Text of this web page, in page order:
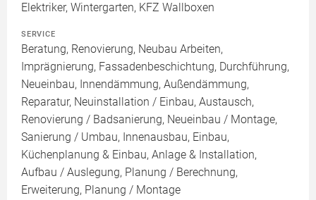
Elektriker, Wintergarten, KFZ Wallboxen
SERVICE
Beratung, Renovierung, Neubau Arbeiten,
Imprägnierung, Fassadenbeschichtung, Durchführung,
Neueinbau, Innendämmung, Außendämmung,
Reparatur, Neuinstallation / Einbau, Austausch,
Renovierung / Badsanierung, Neueinbau / Montage,
Sanierung / Umbau, Innenausbau, Einbau,
Küchenplanung & Einbau, Anlage & Installation,
Aufbau / Auslegung, Planung / Berechnung,
Erweiterung, Planung / Montage